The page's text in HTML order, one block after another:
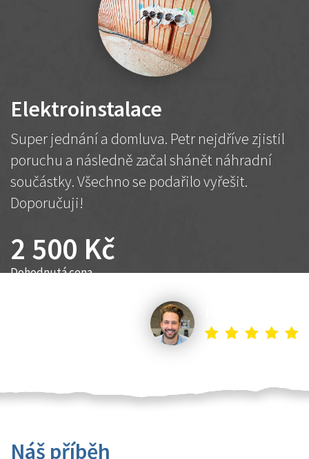
Elektroinstalace
Super jednání a domluva. Petr nejdříve zjistil
poruchu a následně začal shánět náhradní
součástky. Všechno se podařilo vyřešit.
Doporučuji!
2 500 Kč
Dohodnutá cena
Náš příběh